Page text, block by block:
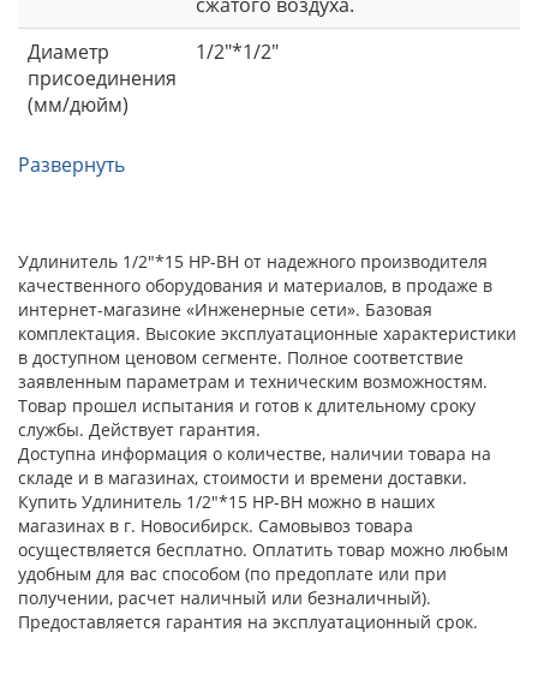
Диаметр
присоединения
(мм/дюйм)
1/2"*1/2"
Развернуть
Удлинитель 1/2"*15 НР-ВН от надежного производителя
качественного оборудования и материалов, в продаже в
интернет-магазине «Инженерные сети». Базовая
комплектация. Высокие эксплуатационные характеристики
в доступном ценовом сегменте. Полное соответствие
заявленным параметрам и техническим возможностям.
Товар прошел испытания и готов к длительному сроку
службы. Действует гарантия.
Доступна информация о количестве, наличии товара на
складе и в магазинах, стоимости и времени доставки.
Купить Удлинитель 1/2"*15 НР-ВН можно в наших
магазинах в г. Новосибирск. Самовывоз товара
осуществляется бесплатно. Оплатить товар можно любым
удобным для вас способом (по предоплате или при
получении, расчет наличный или безналичный).
Предоставляется гарантия на эксплуатационный срок.